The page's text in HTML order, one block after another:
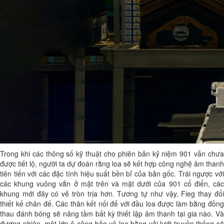
Trong khi các thông số kỹ thuật cho phiên bản kỷ niệm 901 vẫn chưa
được tiết lộ, người ta dự đoán rằng loa sẽ kết hợp công nghệ âm thanh
tiên tiến với các đặc tính hiệu suất bền bỉ của bản gốc. Trái ngược với
các khung vuông vắn ở mặt trên và mặt dưới của 901 cổ điển, các
khung mới đây có vẻ tròn trịa hơn. Tương tự như vậy, Fieg thay đổi
thiết kế chân đế. Các thân kết nối đế với đầu loa được làm bằng đồng
thau đánh bóng sẽ nâng tầm bất kỳ thiết lập âm thanh tại gia nào. Và